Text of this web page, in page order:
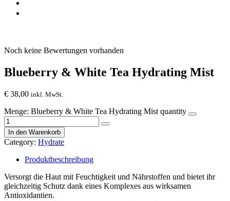
Noch keine Bewertungen vorhanden
Blueberry & White Tea Hydrating Mist
€ 38,00 inkl. MwSt.
Menge: Blueberry & White Tea Hydrating Mist quantity
In den Warenkorb
Category: Hydrate
Produktbeschreibung
Versorgt die Haut mit Feuchtigkeit und Nährstoffen und bietet ihr
gleichzeitig Schutz dank eines Komplexes aus wirksamen
Antioxidantien.